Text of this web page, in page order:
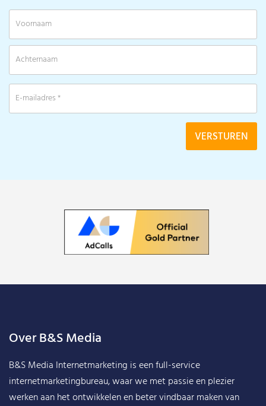
Over B&S Media
B&S Media Internetmarketing is een full-service
internetmarketingbureau, waar we met passie en plezier
werken aan het ontwikkelen en beter vindbaar maken van